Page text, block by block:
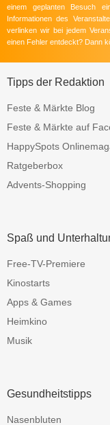
einem geplanten Besuch
Informationen des
verlinken wir bei jedem
einen Fehler entdeckt? Dann
Tipps der Redaktion
Feste & Märkte Blog
Feste & Märkte auf
HappySpots
Ratgeberbox
Advents-Shopping
Spaß und
Free-TV-Premiere
Kinostarts
Apps & Games
Heimkino
Musik
Gesundheitstipps
Nasenbluten